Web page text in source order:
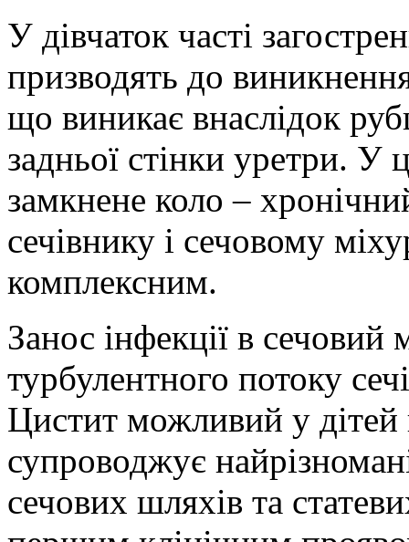
У дівчаток часті
призводять до
що виникає внаслідок
задньої стінки уретри. У
замкнене коло –
сечівнику і сечовому
комплексним.
Занос інфекції в сечовий
турбулентного потоку
Цистит можливий у дітей
супроводжує
сечових шляхів та